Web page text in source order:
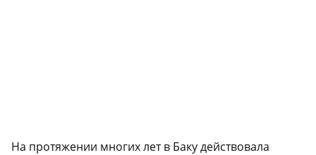
На протяжении многих лет в Баку действовала